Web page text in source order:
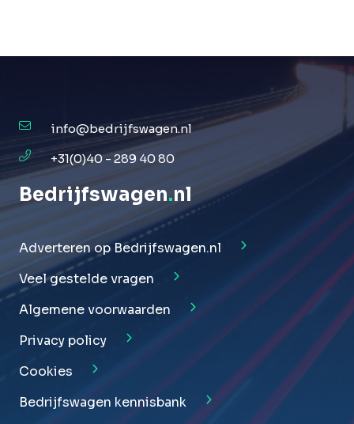
info@bedrijfswagen.nl
+31(0)40 - 289 40 80
Bedrijfswagen.nl
Adverteren op Bedrijfswagen.nl
Veel gestelde vragen
Algemene voorwaarden
Privacy policy
Cookies
Bedrijfswagen kennisbank